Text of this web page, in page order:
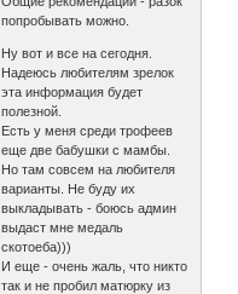
попробывать можно.
Ну вот и все на сегодня.
Надеюсь любителям зрелок
эта информация будет
полезной.
Есть у меня среди трофеев
еще две бабушки с мамбы.
Но там совсем на любителя
варианты. Не буду их
выкладывать - боюсь админ
выдаст мне медаль
скотоеба)))
И еще - очень жаль, что никто
так и не пробил матюрку из